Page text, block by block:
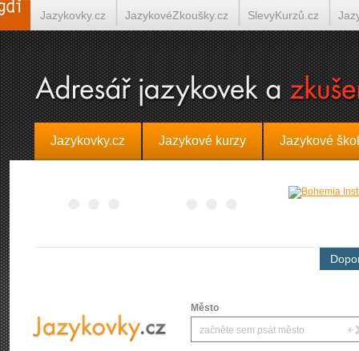
Jazykovky.cz Jazykové kurzy Jazykové
Město
Jazykovky.cz JazykovéZkoušky.cz SlevyKurzů.cz
Španělština on-line Italština on-line Tlumočení-